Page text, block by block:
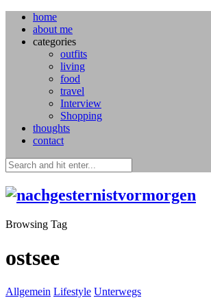
home
about me
categories
outfits
living
food
travel
Interview
Shopping
thoughts
contact
Browsing Tag
ostsee
Allgemein Lifestyle Unterwegs